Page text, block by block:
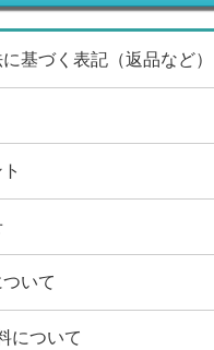
基づく表記（返品など）
いて
について